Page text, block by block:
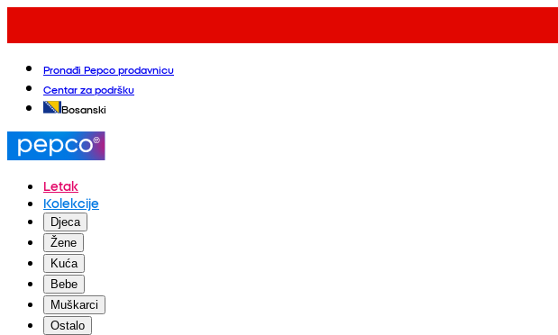
Pronađi Pepco prodavnicu
Centar za podršku
Bosanski
Letak
Kolekcije
Djeca
Žene
Kuća
Bebe
Muškarci
Ostalo